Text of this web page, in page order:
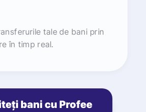
tale de bani prin
în timp real.
bani cu Profee